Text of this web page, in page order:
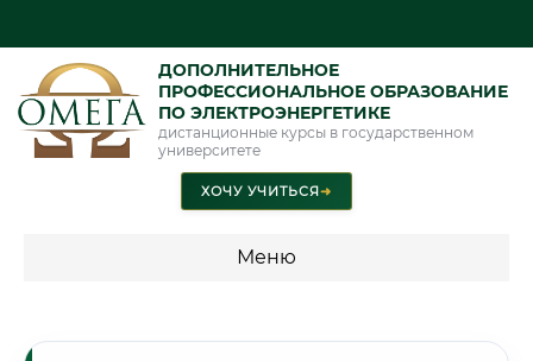
ДОПОЛНИТЕЛЬНОЕ
ПРОФЕССИОНАЛЬНОЕ ОБРАЗОВАНИЕ
ПО ЭЛЕКТРОЭНЕРГЕТИКЕ
дистанционные курсы в государственном
университете
ХОЧУ УЧИТЬСЯ➜
Меню